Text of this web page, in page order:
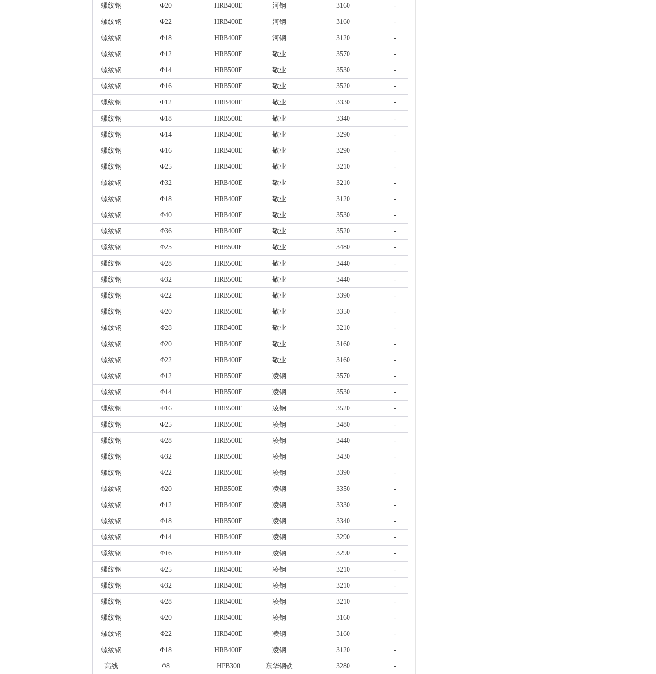
螺纹钢 Ф20 HRB400E 河钢 3160 -
螺纹钢 Ф22 HRB400E 河钢 3160 -
螺纹钢 Ф18 HRB400E 河钢 3120 -
螺纹钢 Ф12 HRB500E 敬业 3570 -
螺纹钢 Ф14 HRB500E 敬业 3530 -
螺纹钢 Ф16 HRB500E 敬业 3520 -
螺纹钢 Ф12 HRB400E 敬业 3330 -
螺纹钢 Ф18 HRB500E 敬业 3340 -
螺纹钢 Ф14 HRB400E 敬业 3290 -
螺纹钢 Ф16 HRB400E 敬业 3290 -
螺纹钢 Ф25 HRB400E 敬业 3210 -
螺纹钢 Ф32 HRB400E 敬业 3210 -
螺纹钢 Ф18 HRB400E 敬业 3120 -
螺纹钢 Φ40 HRB400E 敬业 3530 -
螺纹钢 Φ36 HRB400E 敬业 3520 -
螺纹钢 Φ25 HRB500E 敬业 3480 -
螺纹钢 Φ28 HRB500E 敬业 3440 -
螺纹钢 Φ32 HRB500E 敬业 3440 -
螺纹钢 Φ22 HRB500E 敬业 3390 -
螺纹钢 Φ20 HRB500E 敬业 3350 -
螺纹钢 Φ28 HRB400E 敬业 3210 -
螺纹钢 Φ20 HRB400E 敬业 3160 -
螺纹钢 Φ22 HRB400E 敬业 3160 -
螺纹钢 Φ12 HRB500E 凌钢 3570 -
螺纹钢 Φ14 HRB500E 凌钢 3530 -
螺纹钢 Φ16 HRB500E 凌钢 3520 -
螺纹钢 Ф25 HRB500E 凌钢 3480 -
螺纹钢 Φ28 HRB500E 凌钢 3440 -
螺纹钢 Φ32 HRB500E 凌钢 3430 -
螺纹钢 Φ22 HRB500E 凌钢 3390 -
螺纹钢 Φ20 HRB500E 凌钢 3350 -
螺纹钢 Ф12 HRB400E 凌钢 3330 -
螺纹钢 Φ18 HRB500E 凌钢 3340 -
螺纹钢 Ф14 HRB400E 凌钢 3290 -
螺纹钢 Φ16 HRB400E 凌钢 3290 -
螺纹钢 Φ25 HRB400E 凌钢 3210 -
螺纹钢 Φ32 HRB400E 凌钢 3210 -
螺纹钢 Φ28 HRB400E 凌钢 3210 -
螺纹钢 Φ20 HRB400E 凌钢 3160 -
螺纹钢 Φ22 HRB400E 凌钢 3160 -
螺纹钢 Ф18 HRB400E 凌钢 3120 -
高线 Φ8 HPB300 东华钢铁 3280 -